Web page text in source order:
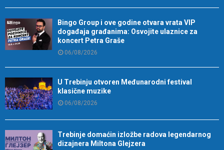
Bingo Group i ove godine otvara vrata VIP
događaja građanima: Osvojite ulaznice za
koncert Petra Graše
06/08/2026
U Trebinju otvoren Međunarodni festival
klasične muzike
06/08/2026
Trebinje domaćin izložbe radova legendarnog
dizajnera Miltona Glejzera